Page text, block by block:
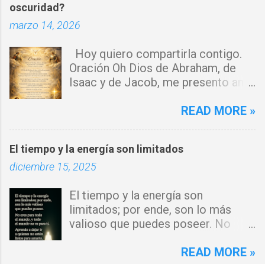
r
i
s
oscuridad?
marzo 14, 2026
Hoy quiero compartirla contigo.
Oración Oh Dios de Abraham, de
Isaac y de Jacob, me presento ante
por donde haya entrado la maldad.
Que tus ángeles guerreros cuiden
mi hogar y que el fuego del Espíritu
alrededor. Por el poder del Cordero
de Dios, rompo cadenas, destruyo
amarres y anulo toda palabra de
envidia o depresión, envíala al
READ MORE »
El tiempo y la energía son limitados
diciembre 15, 2025
El tiempo y la energía son
limitados; por ende, son lo más
valioso que puedes poseer. No
mundo no es para ti. Aprende a
READ MORE »